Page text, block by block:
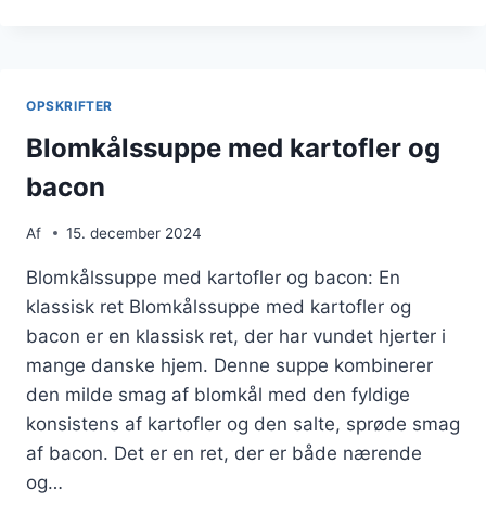
OPSKRIFTER
Blomkålssuppe med kartofler og
bacon
Af 15. december 2024
Blomkålssuppe med kartofler og bacon: En
klassisk ret Blomkålssuppe med kartofler og
bacon er en klassisk ret, der har vundet hjerter i
mange danske hjem. Denne suppe kombinerer
den milde smag af blomkål med den fyldige
konsistens af kartofler og den salte, sprøde smag
af bacon. Det er en ret, der er både nærende
og…